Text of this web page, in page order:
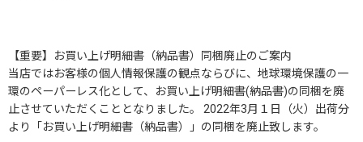
【重要】お買い上げ明細書（納品書）同梱廃止のご案内
当店ではお客様の個人情報保護の観点ならびに、地球環境保護の一
環のペーパーレス化として、お買い上げ明細書(納品書)の同梱を廃
止させていただくこととなりました。 2022年3月１日（火）出荷分
より「お買い上げ明細書（納品書）」の同梱を廃止致します。